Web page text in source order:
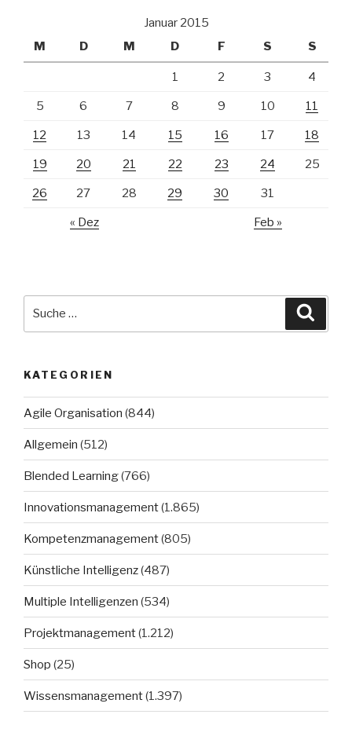
Januar 2015
M
D M D F S S
1 2 3 4
5 6 7 8 9 10 11
12 13 14 15 16 17 18
19 20 21 22 23 24 25
26 27 28 29 30 31
« Dez Feb »
KATEGORIEN
Agile Organisation (844)
Allgemein (512)
Blended Learning(766)
Innovationsmanagement(1.865)
Kompetenzmanagement(805)
Künstliche Intelligenz(487)
Multiple Intelligenzen (534)
Projektmanagement(1.212)
Shop (25)
Wissensmanagement(1.397)